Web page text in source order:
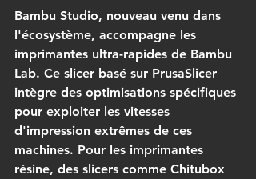
Bambu Studio, nouveau venu dans
l'écosystème, accompagne les
imprimantes ultra-rapides de Bambu
Lab. Ce slicer basé sur PrusaSlicer
intègre des optimisations spécifiques
pour exploiter les vitesses
d'impression extrêmes de ces
machines. Pour les imprimantes
résine, des slicers comme Chitubox